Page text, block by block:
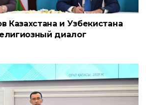
Казахстана и Узбекистана
диалог